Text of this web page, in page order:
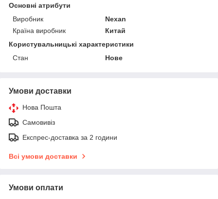
Основні атрибути
Виробник
Nexan
Країна виробник
Китай
Користувальницькі характеристики
Стан
Нове
Умови доставки
Нова Пошта
Самовивіз
Експрес-доставка за 2 години
Всі умови доставки
Умови оплати